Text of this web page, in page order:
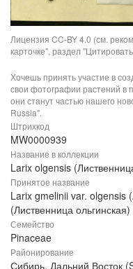
Лицензия CC-BY 4.0 (см.
карточке", раздел
Хочешь принять участие в
свои фотографии растений в
они станут частью нашего
Russia".
Штрихкод
MW0000939
Название в коллекции
Larix olgensis
Принятое название
Larix gmelinii var. olgensis
(Лиственница ольгинская)
Семейство
Pinaceae
Районирование
Сибирь, Дальний Восток